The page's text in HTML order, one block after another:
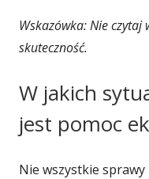
Wskazówka: Nie czytaj
skuteczność.
W jakich
jest pomoc
Nie wszystkie